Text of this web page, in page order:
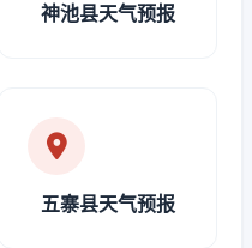
神池县天气预报
五寨县天气预报